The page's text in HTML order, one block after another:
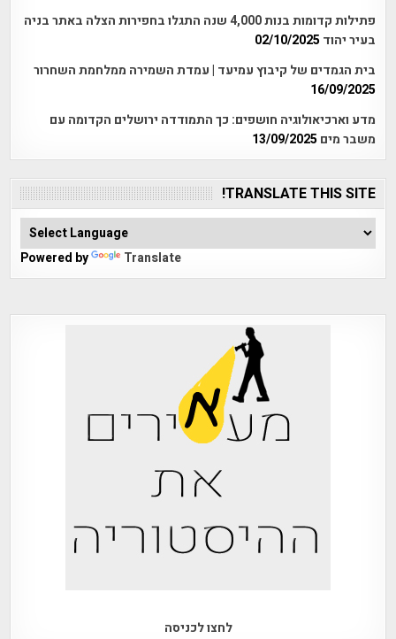
פתילות קדומות בנות 4,000 שנה התגלו בחפירות הצלה באתר בניה
בעיר יהוד 02/10/2025
בית הגמדים של קיבוץ עמיעד | עמדת השמירה ממלחמת השחרור
16/09/2025
מדע וארכיאולוגיה חושפים: כך התמודדה ירושלים הקדומה עם
משבר מים 13/09/2025
TRANSLATE THIS SITE!
Powered by Translate
לחצו לכניסה